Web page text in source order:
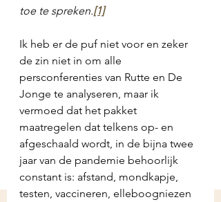
toe te spreken.[1]
Ik heb er de puf niet voor en zeker
de zin niet in om alle
persconferenties van Rutte en De
Jonge te analyseren, maar ik
vermoed dat het pakket
maatregelen dat telkens op- en
afgeschaald wordt, in de bijna twee
jaar van de pandemie behoorlijk
constant is: afstand, mondkapje,
testen, vaccineren, elleboogniezen